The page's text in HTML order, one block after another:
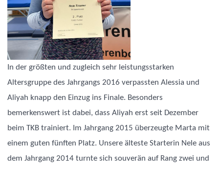
In der größten und zugleich sehr leistungsstarken
Altersgruppe des Jahrgangs 2016 verpassten Alessia und
Aliyah knapp den Einzug ins Finale. Besonders
bemerkenswert ist dabei, dass Aliyah erst seit Dezember
beim TKB trainiert. Im Jahrgang 2015 überzeugte Marta mit
einem guten fünften Platz. Unsere älteste Starterin Nele aus
dem Jahrgang 2014 turnte sich souverän auf Rang zwei und